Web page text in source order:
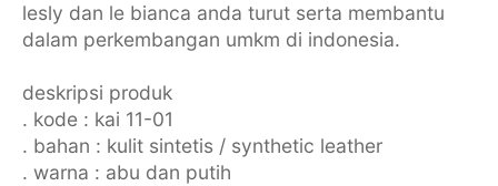
lesly dan le bianca anda turut serta membantu
dalam perkembangan umkm di indonesia.
deskripsi produk
. kode : kai 11-01
. bahan : kulit sintetis / synthetic leather
. warna : abu dan putih